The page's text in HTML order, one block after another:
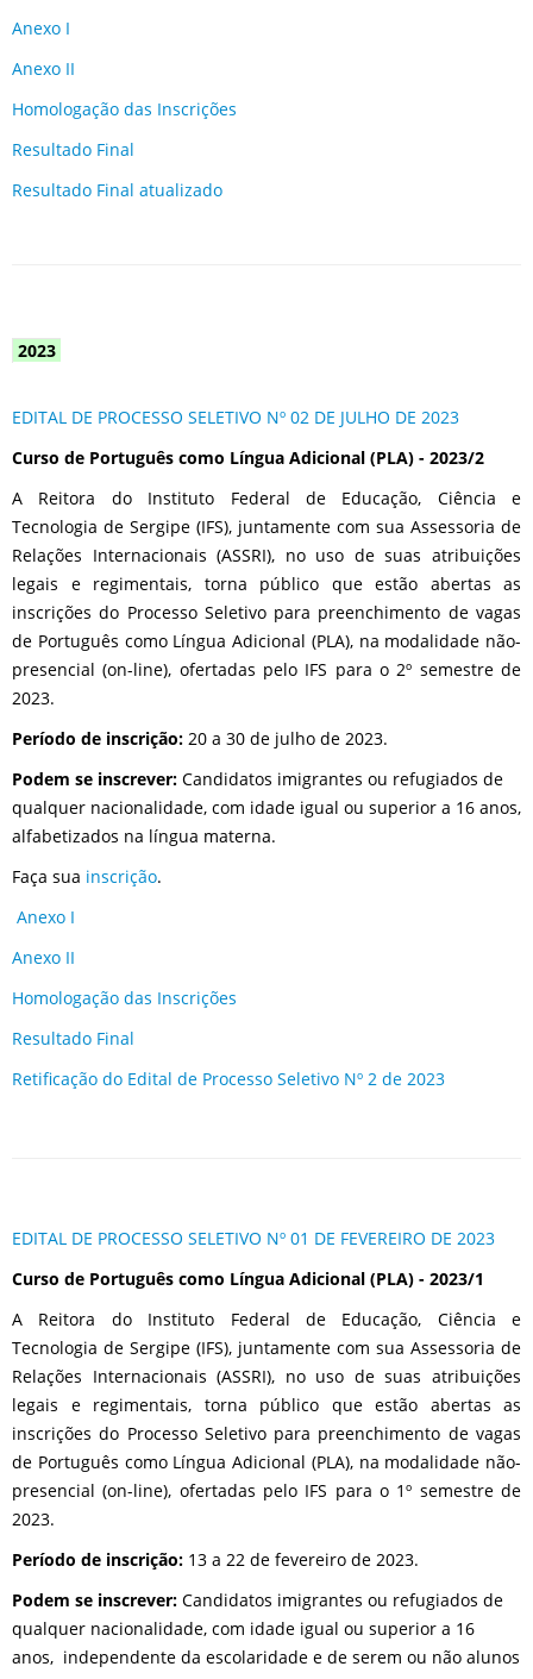
Anexo I
Anexo II
Homologação das Inscrições
Resultado Final
Resultado Final atualizado
2023
EDITAL DE PROCESSO SELETIVO Nº 02 DE JULHO DE 2023
Curso de Português como Língua Adicional (PLA) - 2023/2
A Reitora do Instituto Federal de Educação, Ciência e
Tecnologia de Sergipe (IFS), juntamente com sua Assessoria de
Relações Internacionais (ASSRI), no uso de suas atribuições
legais e regimentais, torna público que estão abertas as
inscrições do Processo Seletivo para preenchimento de vagas
de Português como Língua Adicional (PLA), na modalidade não-
presencial (on-line), ofertadas pelo IFS para o 2º semestre de
2023.
Período de inscrição: 20 a 30 de julho de 2023.
Podem se inscrever: Candidatos imigrantes ou refugiados de
qualquer nacionalidade, com idade igual ou superior a 16 anos,
alfabetizados na língua materna.
Faça sua inscrição.
Anexo I
Anexo II
Homologação das Inscrições
Resultado Final
Retificação do Edital de Processo Seletivo Nº 2 de 2023
EDITAL DE PROCESSO SELETIVO Nº 01 DE FEVEREIRO DE 2023
Curso de Português como Língua Adicional (PLA) - 2023/1
A Reitora do Instituto Federal de Educação, Ciência e
Tecnologia de Sergipe (IFS), juntamente com sua Assessoria de
Relações Internacionais (ASSRI), no uso de suas atribuições
legais e regimentais, torna público que estão abertas as
inscrições do Processo Seletivo para preenchimento de vagas
de Português como Língua Adicional (PLA), na modalidade não-
presencial (on-line), ofertadas pelo IFS para o 1º semestre de
2023.
Período de inscrição: 13 a 22 de fevereiro de 2023.
Podem se inscrever: Candidatos imigrantes ou refugiados de
qualquer nacionalidade, com idade igual ou superior a 16
anos, independente da escolaridade e de serem ou não alunos